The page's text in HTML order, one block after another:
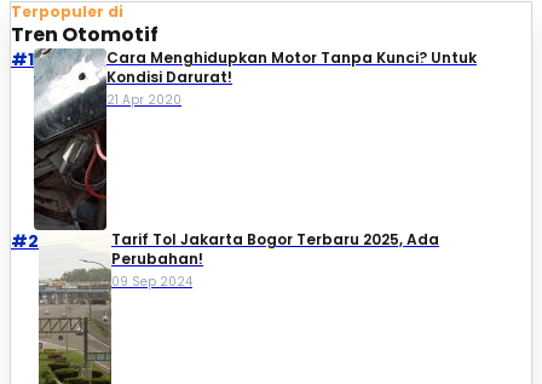
Terpopuler di
Tren Otomotif
#1
Cara Menghidupkan Motor Tanpa Kunci? Untuk
Kondisi Darurat!
21 Apr 2020
#2
Tarif Tol Jakarta Bogor Terbaru 2025, Ada
Perubahan!
09 Sep 2024